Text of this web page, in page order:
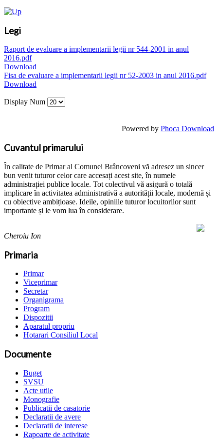
Legi
Raport de evaluare a implementarii legii nr 544-2001 in anul
2016.pdf
Download
Fisa de evaluare a implementarii legii nr 52-2003 in anul 2016.pdf
Download
Display Num
Powered by Phoca Download
Cuvantul primarului
În calitate de Primar al Comunei Brâncoveni vă adresez un sincer
bun venit tuturor celor care accesați acest site, în numele
administrației publice locale. Tot colectivul vă asigură o totală
implicare în activitatea administrativă a autorității locale, modernă și
cu obiective ambițioase. Ideile, opiniile tuturor locuitorilor sunt
importante și le vom lua în considerare.
Cheroiu Ion
Primaria
Primar
Viceprimar
Secretar
Organigrama
Program
Dispozitii
Aparatul propriu
Hotarari Consiliul Local
Documente
Buget
SVSU
Acte utile
Monografie
Publicatii de casatorie
Declaratii de avere
Declaratii de interese
Rapoarte de activitate